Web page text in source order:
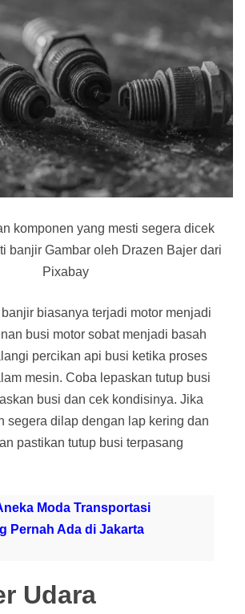
komponen yang mesti segera dicek
banjir Gambar oleh Drazen Bajer dari
Pixabay
biasanya terjadi motor menjadi
busi motor sobat menjadi basah
percikan api busi ketika proses
mesin. Coba lepaskan tutup busi
busi dan cek kondisinya. Jika
segera dilap dengan lap kering dan
pastikan tutup busi terpasang
Moda Transportasi
Pernah Ada di Jakarta
Udara